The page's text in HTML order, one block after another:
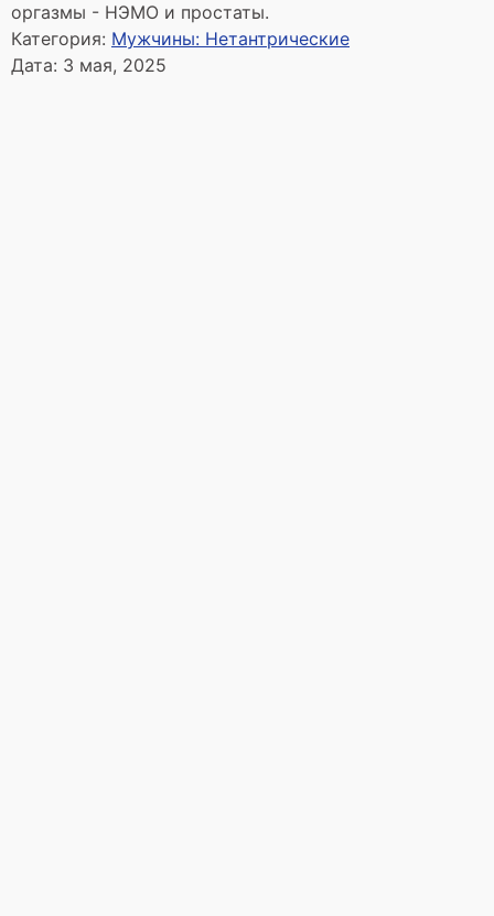
оргазмы - НЭМО и простаты.
Категория: Мужчины: Нетантрические
Дата: 3 мая, 2025